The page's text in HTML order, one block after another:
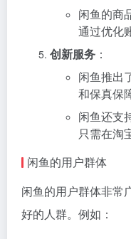
闲鱼的商
通过优化
创新服务 ：
闲鱼推出
和保真保
闲鱼还支
只需在淘
闲鱼的用户群体
闲鱼的用户群体非常
好的人群。例如：